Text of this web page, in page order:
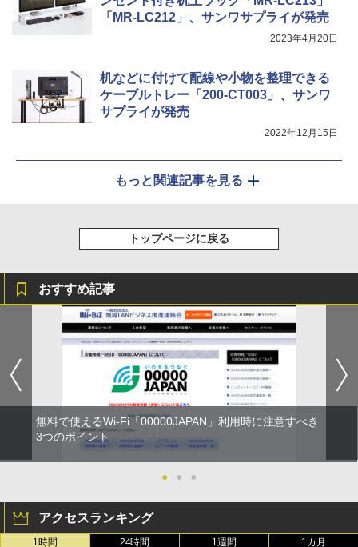
「MR-LC212」、サンワサプライが発売
2023年4月20日
机などに付けて配線や小物を整理できる
ケーブルトレー「200-CT003」、サンワ
サプライが発売
2022年12月15日
もっと関連記事を見る
トップページに戻る
おすすめ記事
無料で使えるWi-Fi「00000JAPAN」利用時に注意すべき
3つのポイント
● ● ●
アクセスランキング
1時間 24時間 1週間 1カ月